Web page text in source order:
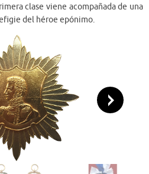
clase viene acompañada de una
del héroe epónimo.